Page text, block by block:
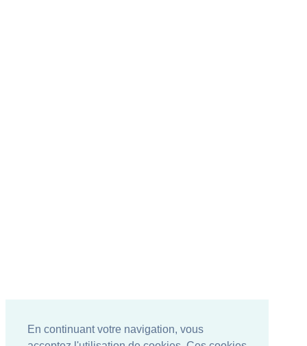
En continuant votre navigation, vous